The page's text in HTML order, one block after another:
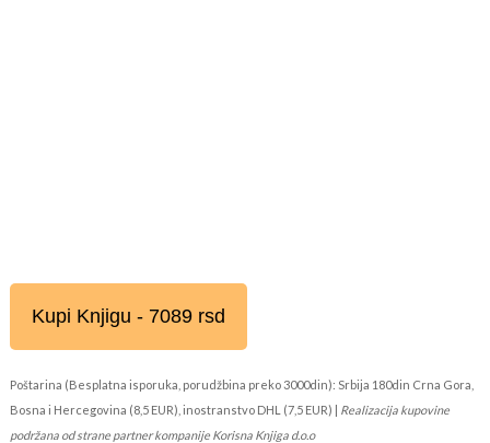
Kupi Knjigu - 7089 rsd
Poštarina (Besplatna isporuka, porudžbina preko 3000din): Srbija 180din Crna Gora,
Bosna i Hercegovina (8,5 EUR), inostranstvo DHL (7,5 EUR) | Realizacija kupovine
podržana od strane partner kompanije Korisna Knjiga d.o.o